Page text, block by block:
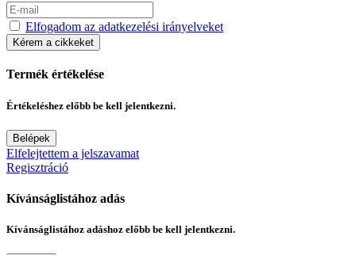
Elfogadom az adatkezelési irányelveket
Kérem a cikkeket
Termék értékelése
Értékeléshez előbb be kell jelentkezni.
Belépek
Elfelejtettem a jelszavamat
Regisztráció
Kívánságlistához adás
Kívánságlistához adáshoz előbb be kell jelentkezni.